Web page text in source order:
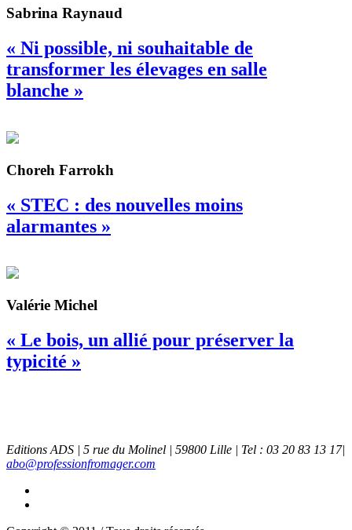
Sabrina Raynaud
« Ni possible, ni souhaitable de
transformer les élevages en salle
blanche »
Choreh Farrokh
« STEC : des nouvelles moins
alarmantes »
Valérie Michel
« Le bois, un allié pour préserver la
typicité »
Editions ADS | 5 rue du Molinel | 59800 Lille | Tel : 03 20 83 13 17|
abo@professionfromager.com